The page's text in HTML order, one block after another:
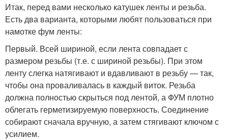
Итак, перед вами несколько катушек ленты и резьба.
Есть два варианта, которыми любят пользоваться при
намотке фум ленты:
Первый. Всей шириной, если лента совпадает с
размером резьбы (т.е. с шириной резьбы). При этом
ленту слегка натягивают и вдавливают в резьбу — так,
чтобы она проваливалась в каждый виток. Резьба
должна полностью скрыться под лентой, а ФУМ плотно
облегать герметизируемую поверхность. Соединение
собирают сначала вручную, а затем стягивают ключом с
усилием.